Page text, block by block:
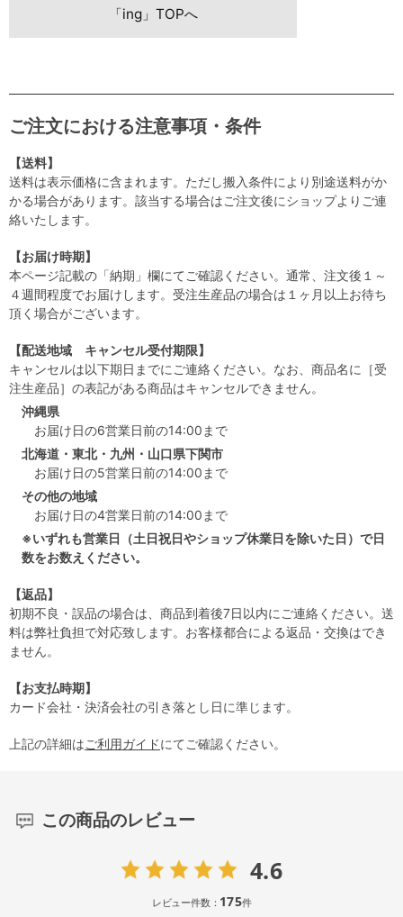
「ing」TOPへ
ご注文における注意事項・条件
【送料】
送料は表示価格に含まれます。ただし搬入条件により別途送料がか
かる場合があります。該当する場合はご注文後にショップよりご連
絡いたします。
【お届け時期】
本ページ記載の「納期」欄にてご確認ください。通常、注文後１～
４週間程度でお届けします。受注生産品の場合は１ヶ月以上お待ち
頂く場合がございます。
【配送地域 キャンセル受付期限】
キャンセルは以下期日までにご連絡ください。なお、商品名に［受
注生産品］の表記がある商品はキャンセルできません。
沖縄県
お届け日の6営業日前の14:00まで
北海道・東北・九州・山口県下関市
お届け日の5営業日前の14:00まで
その他の地域
お届け日の4営業日前の14:00まで
※いずれも営業日（土日祝日やショップ休業日を除いた日）で日
数をお数えください。
【返品】
初期不良・誤品の場合は、商品到着後7日以内にご連絡ください。送
料は弊社負担で対応致します。お客様都合による返品・交換はでき
ません。
【お支払時期】
カード会社・決済会社の引き落とし日に準じます。
上記の詳細はご利用ガイドにてご確認ください。
この商品のレビュー
4.6
レビュー件数： 175件